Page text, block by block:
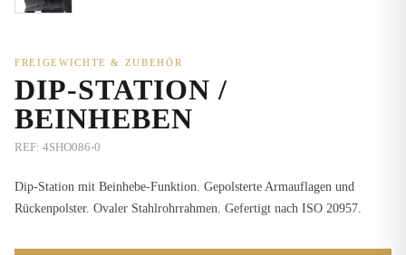
FREIGEWICHTE & ZUBEHÖR
DIP-STATION /
BEINHEBEN
REF: 4SHO086-0
Dip-Station mit Beinhebe-Funktion. Gepolsterte Armauflagen und
Rückenpolster. Ovaler Stahlrohrrahmen. Gefertigt nach ISO 20957.